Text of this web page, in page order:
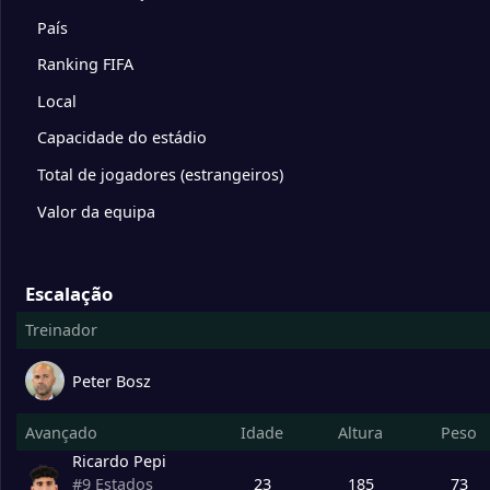
Sparta Roterdão
11 Fortuna Sittard
12 Go Ahead Eagles
13 Excelsior SBV
15
16
Degrade Team
17
País
Ranking FIFA
Local
Capacidade do estádio
Total de jogadores (estrangeiros)
Valor da equipa
Escalação
Treinador
Peter Bosz
Avançado Idade Altura Peso
Ricardo Pepi
#9 Estados
23 185 73